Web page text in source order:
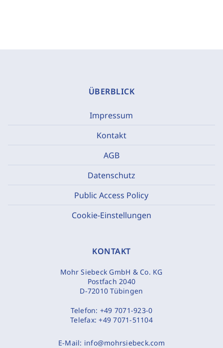
ÜBERBLICK
Impressum
Kontakt
AGB
Datenschutz
Public Access Policy
Cookie-Einstellungen
KONTAKT
Mohr Siebeck GmbH & Co. KG
Postfach 2040
D-72010 Tübingen
Telefon: +49 7071-923-0
Telefax:+49 7071-51104
E-Mail: info@mohrsiebeck.com